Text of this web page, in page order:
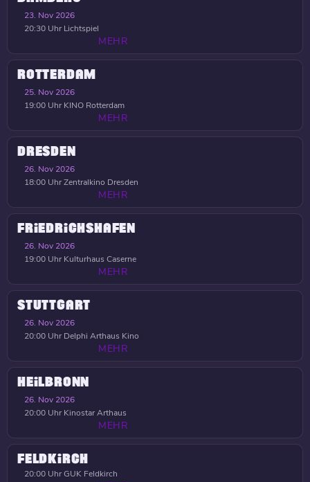
23. Nov 2026
20:30 Uhr Lichtspiel
MEHR
ROTTERDAM
25. Nov 2026
19:00 Uhr KINO Rotterdam
MEHR
DRESDEN
26. Nov 2026
18:00 UhrZentralkino Dresden
MEHR
FRIEDRICHSHAFEN
26. Nov 2026
19:00 Uhr Kulturhaus Caserne
MEHR
STUTTGART
26. Nov 2026
20:00 Uhr Delphi Arthaus Kino
MEHR
HEILBRONN
26. Nov 2026
20:00 Uhr Kinostar Arthaus
MEHR
FELDKIRCH
20:00 UhrGUK Feldkirch